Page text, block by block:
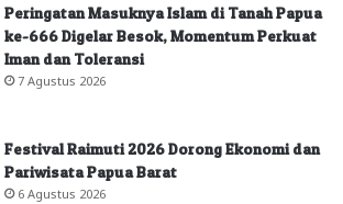
Peringatan Masuknya Islam di Tanah Papua
ke-666 Digelar Besok, Momentum Perkuat
Iman dan Toleransi
7 Agustus 2026
Festival Raimuti 2026 Dorong Ekonomi dan
Pariwisata Papua Barat
6 Agustus 2026